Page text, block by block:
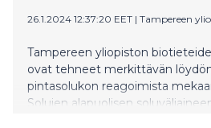
26.1.2024 12:37:20 EET | Tampereen
Tampereen yliopiston
ovat tehneet merkittävän
pintasolukon reagoimista
Solujen alapuolisen